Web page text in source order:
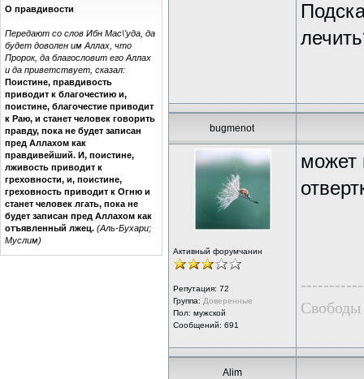
О правдивости
Передают со слов Ибн Мас\'уда, да
будет доволен им Аллах, что
Пророк, да благословит его Аллах
и да приветствует, сказал:
Поистине, правдивость
приводит к благочестию и,
поистине, благочестие приводит
к Раю, и станет человек говорить
правду, пока не будет записан
пред Аллахом как
правдивейший. И, поистине,
лживость приводит к
греховности, и, поистине,
греховность приводит к Огню и
станет человек лгать, пока не
будет записан пред Аллахом как
отъявленный лжец. (Аль-Бухари;
Муслим)
bugmenot
Активный форумчанин
Репутация: 72
Группа: Доверенные
Пол: мужской
Сообщений: 691
может
Свободы
Alim